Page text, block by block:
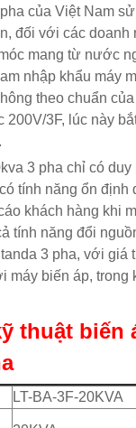
của Việt Nam
đối với các doanh
mang từ nước
nhập khẩu máy
theo chuẩn
200V/3F, lúc này
3 pha chỉ có duy
tính năng ổn định
khách hàng khi
tính năng đổi
3 pha, với giá
máy biến áp, trong
thuật biến
LT-BA-3F-20KVA